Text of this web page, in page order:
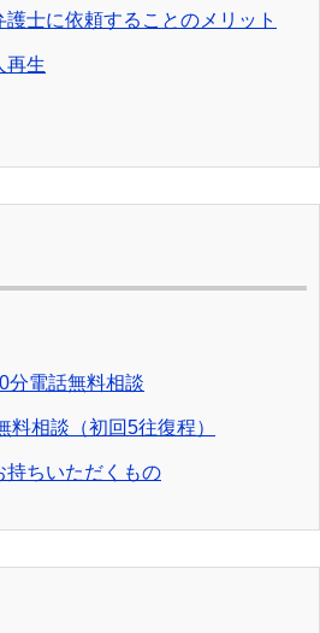
士に依頼することのメリット
再生
分電話無料相談
相談（初回5往復程）
持ちいただくもの